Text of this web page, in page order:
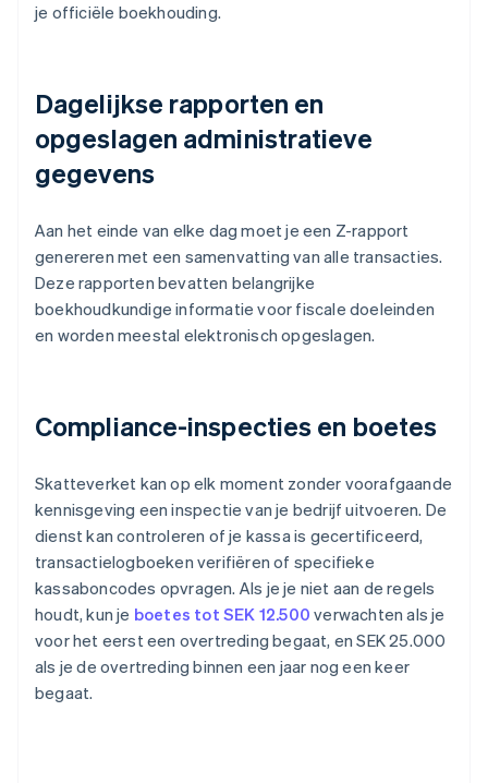
je officiële boekhouding.
Dagelijkse rapporten en
opgeslagen administratieve
gegevens
Aan het einde van elke dag moet je een Z-rapport
genereren met een samenvatting van alle transacties.
Deze rapporten bevatten belangrijke
boekhoudkundige informatie voor fiscale doeleinden
en worden meestal elektronisch opgeslagen.
Compliance-inspecties en boetes
Skatteverket kan op elk moment zonder voorafgaande
kennisgeving een inspectie van je bedrijf uitvoeren. De
dienst kan controleren of je kassa is gecertificeerd,
transactielogboeken verifiëren of specifieke
kassaboncodes opvragen. Als je je niet aan de regels
houdt, kun je boetes tot SEK 12.500 verwachten als je
voor het eerst een overtreding begaat, en SEK 25.000
als je de overtreding binnen een jaar nog een keer
begaat.